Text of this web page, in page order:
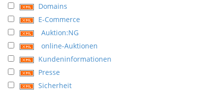
Domains
E-Commerce
Auktion:NG
online-Auktionen
Kundeninformationen
Presse
Sicherheit